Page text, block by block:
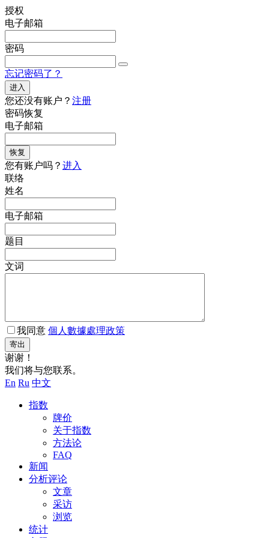
授权
电子邮箱
密码
忘记密码了？
进入
您还没有账户？ 注册
密码恢复
电子邮箱
恢复
您有账户吗？ 进入
联络
姓名
电子邮箱
题目
文词
我同意 個人數據處理政策
寄出
谢谢！
我们将与您联系。
En Ru 中文
指数
牌价
关于指数
方法论
FAQ
新闻
分析评论
文章
采访
浏览
统计